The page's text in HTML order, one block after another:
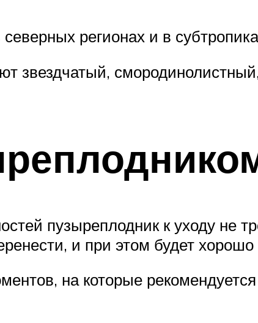
регионах и в
звездчатый,
пузыреплодник к уходу не
и при этом будет хорошо
на которые